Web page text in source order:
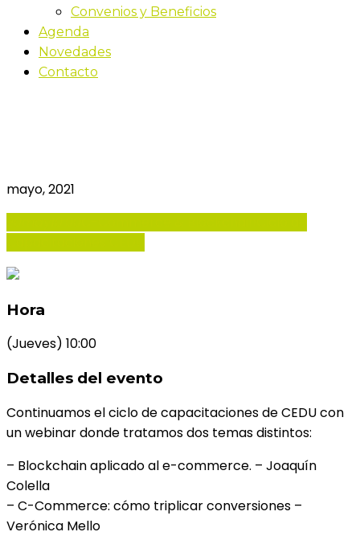
Convenios y Beneficios
Agenda
Novedades
Contacto
mayo, 2021
Hora
(Jueves) 10:00
Detalles del evento
Continuamos el ciclo de capacitaciones de CEDU con
un webinar donde tratamos dos temas distintos:
– Blockchain aplicado al e-commerce. – Joaquín
Colella
– C-Commerce: cómo triplicar conversiones –
Verónica Mello